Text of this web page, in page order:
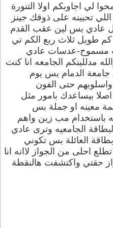
لي اجاوبكم اولا التنورة
تحبينه على ذوقك جينز
عادي بس لين عقب القدم
كم طويل ثلاث ربع الكم تي
عدسات عادي
مدللينكم الجامعه انا كنت
الدمام بس يوم
حتى الفون
بيساعدك بامور مثل
معينه او جملة بس
باستخدام مب زين واهم
الجامعيه وترى عادي
العائلة بس تكوني
احلى من الجواز لاانه انا
حقتي واكتشفت هالنقطة